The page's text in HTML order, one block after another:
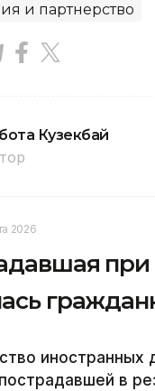
и партнерство
Кузекбай
2026
иностранных
в